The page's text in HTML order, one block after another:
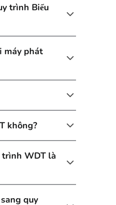
trình Biểu
máy phát
không?
trình WDT là
quy